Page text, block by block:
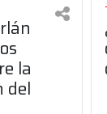
la
del